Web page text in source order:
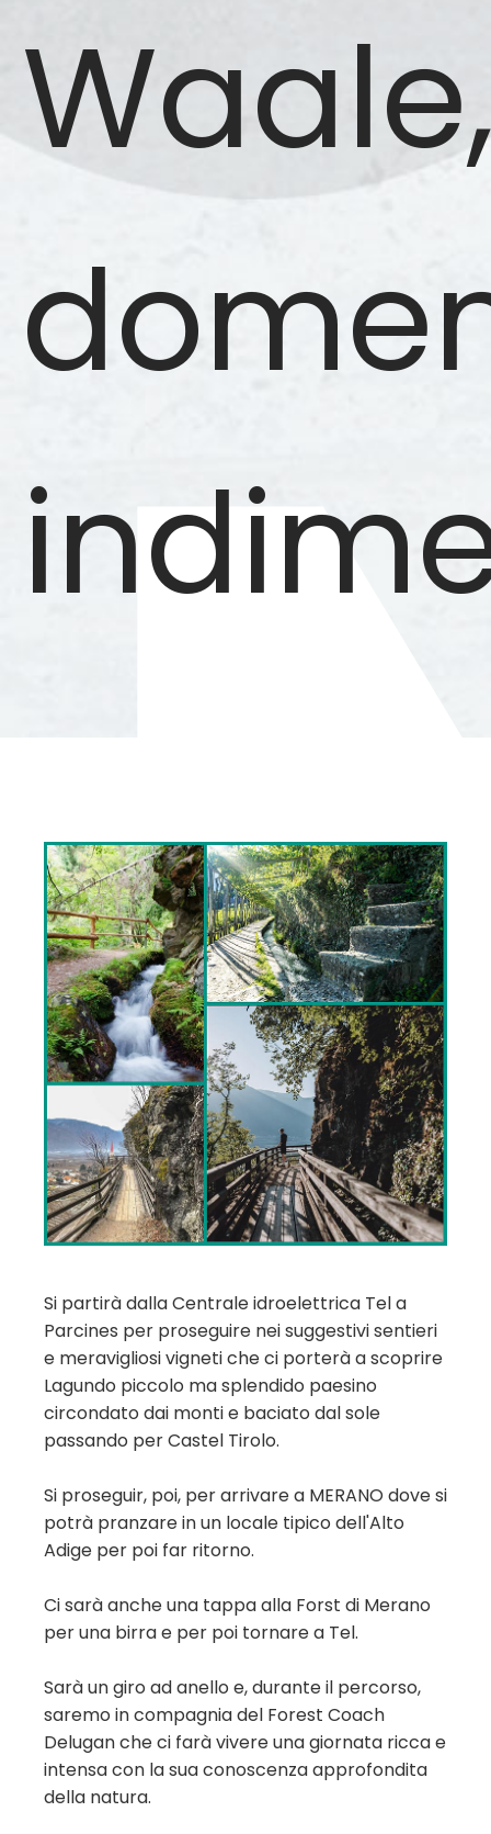
Si partirà dalla Centrale idroelettrica Tel a
Parcines per proseguire nei suggestivi sentieri
e meravigliosi vigneti che ci porterà a scoprire
Lagundo piccolo ma splendido paesino
circondato dai monti e baciato dal sole
passando per Castel Tirolo.
Si proseguir, poi, per arrivare a MERANO dove si
potrà pranzare in un locale tipico dell'Alto
Adige per poi far ritorno.
Ci sarà anche una tappa alla Forst di Merano
per una birra e per poi tornare a Tel.
Sarà un giro ad anello e, durante il percorso,
saremo in compagnia del Forest Coach
Delugan che ci farà vivere una giornata ricca e
intensa con la sua conoscenza approfondita
della natura.